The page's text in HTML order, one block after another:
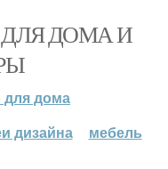
ДЛЯ ДОМА И
для дома
дизайна мебель